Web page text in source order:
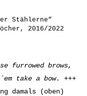
Stählerne“
2016/2022
furrowed brows,
take a bow.
+++
damals (oben)